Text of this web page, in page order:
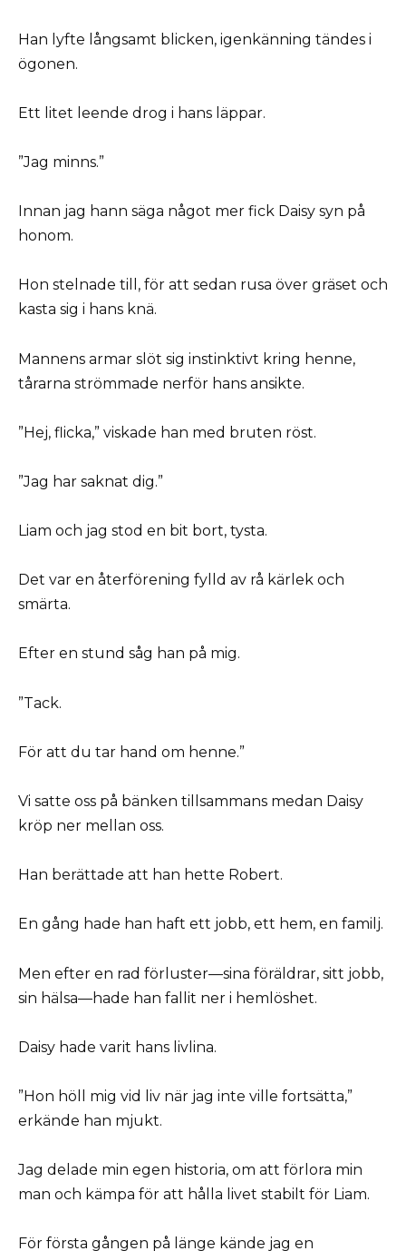
Han lyfte långsamt blicken, igenkänning tändes i
ögonen.
Ett litet leende drog i hans läppar.
”Jag minns.”
Innan jag hann säga något mer fick Daisy syn på
honom.
Hon stelnade till, för att sedan rusa över gräset och
kasta sig i hans knä.
Mannens armar slöt sig instinktivt kring henne,
tårarna strömmade nerför hans ansikte.
”Hej, flicka,” viskade han med bruten röst.
”Jag har saknat dig.”
Liam och jag stod en bit bort, tysta.
Det var en återförening fylld av rå kärlek och
smärta.
Efter en stund såg han på mig.
”Tack.
För att du tar hand om henne.”
Vi satte oss på bänken tillsammans medan Daisy
kröp ner mellan oss.
Han berättade att han hette Robert.
En gång hade han haft ett jobb, ett hem, en familj.
Men efter en rad förluster—sina föräldrar, sitt jobb,
sin hälsa—hade han fallit ner i hemlöshet.
Daisy hade varit hans livlina.
”Hon höll mig vid liv när jag inte ville fortsätta,”
erkände han mjukt.
Jag delade min egen historia, om att förlora min
man och kämpa för att hålla livet stabilt för Liam.
För första gången på länge kände jag en